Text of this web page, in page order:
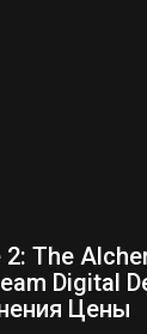
2: The
Digital
Цены